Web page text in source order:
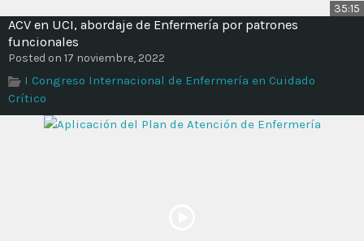
35:15
ACV en UCI, abordaje de Enfermería por patrones
funcionales
Posted on 17 noviembre, 2022
I Congreso Internacional de Enfermería en Cuidado
Crítico